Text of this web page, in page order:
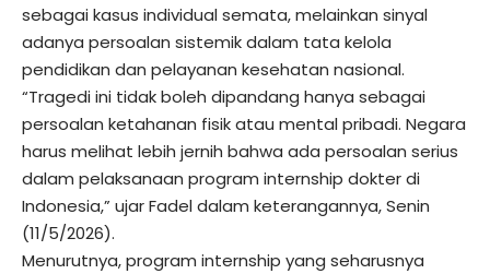
sebagai kasus individual semata, melainkan sinyal
adanya persoalan sistemik dalam tata kelola
pendidikan dan pelayanan kesehatan nasional.
“Tragedi ini tidak boleh dipandang hanya sebagai
persoalan ketahanan fisik atau mental pribadi. Negara
harus melihat lebih jernih bahwa ada persoalan serius
dalam pelaksanaan program internship dokter di
Indonesia,” ujar Fadel dalam keterangannya, Senin
(11/5/2026).
Menurutnya, program internship yang seharusnya